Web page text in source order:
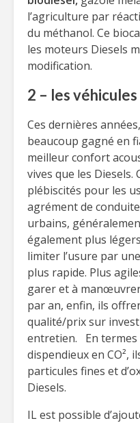
l’agriculture par
du méthanol. Ce
les moteurs Diesels
modification.
2 – les
Ces dernières
beaucoup gagné en
meilleur confort
vives que les Diesels.
plébiscités pour les
agrément de
urbains,
également plus
limiter l’usure par
plus rapide. Plus
garer et à
par an, enfin, ils
qualité/prix sur
entretien. En termes
dispendieux en CO²,
particules fines et
Diesels.
IL est possible